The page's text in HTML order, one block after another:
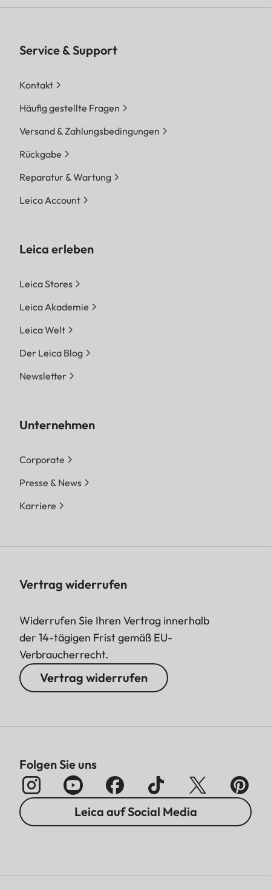
Service & Support
Kontakt
Häufig gestellte Fragen
Versand & Zahlungsbedingungen
Rückgabe
Reparatur & Wartung
Leica Account
Leica erleben
Leica Stores
Leica Akademie
Leica Welt
Der Leica Blog
Newsletter
Unternehmen
Corporate
Presse & News
Karriere
Vertrag widerrufen
Widerrufen Sie Ihren Vertrag innerhalb
der 14-tägigen Frist gemäß EU-
Verbraucherrecht.
Vertrag widerrufen
Folgen Sie uns
Leica auf Social Media